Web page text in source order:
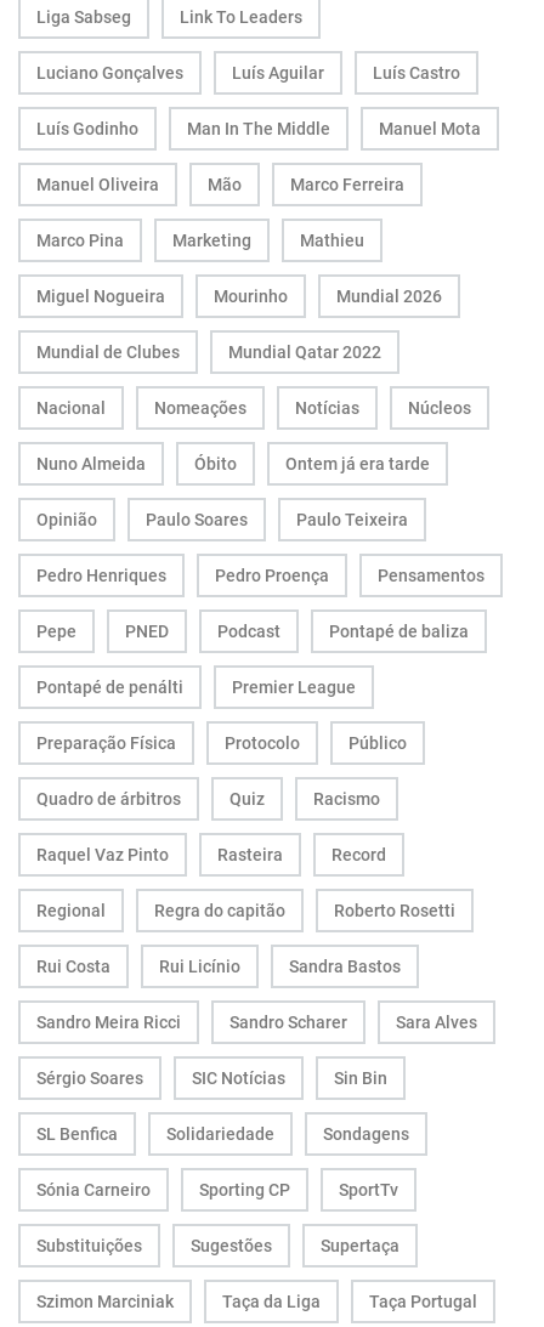
Liga Sabseg Link To Leaders
Luciano Gonçalves Luís Aguilar Luís Castro
Luís Godinho Man In The Middle Manuel Mota
Manuel Oliveira Mão Marco Ferreira
Marco Pina Marketing Mathieu
Miguel Nogueira Mourinho Mundial 2026
Mundial de Clubes Mundial Qatar 2022
Nacional Nomeações Notícias Núcleos
Nuno Almeida Óbito Ontem já era tarde
Opinião Paulo Soares Paulo Teixeira
Pedro Henriques Pedro Proença Pensamentos
Pepe PNED Podcast Pontapé de baliza
Pontapé de penálti Premier League
Preparação Física Protocolo Público
Quadro de árbitros Quiz Racismo
Raquel Vaz Pinto Rasteira Record
Regional Regra do capitão Roberto Rosetti
Rui Costa Rui Licínio Sandra Bastos
Sandro Meira Ricci Sandro Scharer Sara Alves
Sérgio Soares SIC Notícias Sin Bin
SL Benfica Solidariedade Sondagens
Sónia Carneiro Sporting CP SportTv
Substituições Sugestões Supertaça
Szimon Marciniak Taça da Liga Taça Portugal